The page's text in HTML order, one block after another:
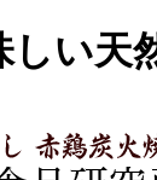
い天